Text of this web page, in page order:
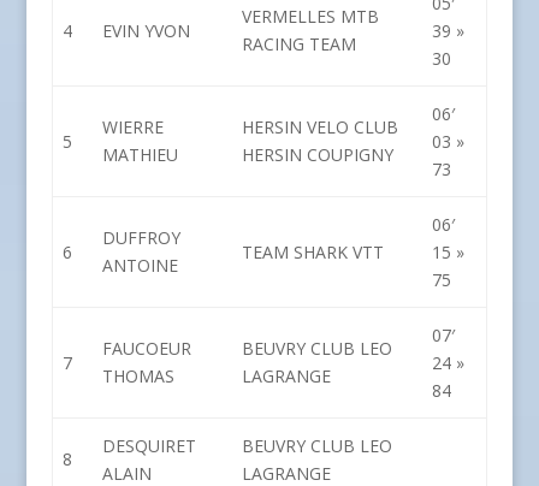
4 EVIN YVON
VERMELLES MTB
RACING TEAM
39 »
30
5
WIERRE
MATHIEU
HERSIN VELO CLUB
HERSIN COUPIGNY
06′
03 »
73
6
DUFFROY
ANTOINE
TEAM SHARK VTT
06′
15 »
75
7
FAUCOEUR
THOMAS
BEUVRY CLUB LEO
LAGRANGE
07′
24 »
84
8
DESQUIRET
ALAIN
BEUVRY CLUB LEO
LAGRANGE